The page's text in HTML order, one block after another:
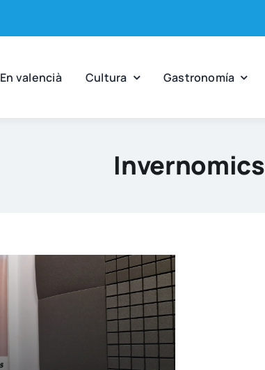
En valen­cià Cul­tu­ra Gas­tro­no­mía
Invernomics